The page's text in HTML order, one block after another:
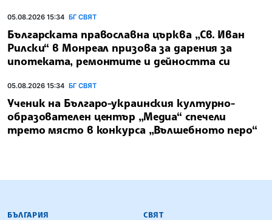
05.08.2026 15:34 БГ СВЯТ
Българската православна църква „Св. Иван
Рилски“ в Монреал призова за дарения за
ипотеката, ремонтите и дейността си
05.08.2026 15:34 БГ СВЯТ
Ученик на Българо-украинския културно-
образователен център „Медиа“ спечели
трето място в конкурса „Вълшебното перо“
БЪЛГАРСКА ТЕЛЕГРАФНА АГЕНЦИЯ
БЪЛГАРИЯ СВЯТ